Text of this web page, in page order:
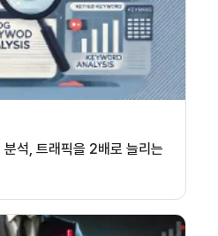
석, 트래픽을 2배로 늘리는